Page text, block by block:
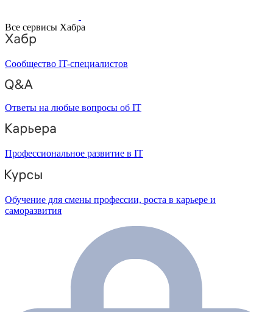
Все сервисы Хабра
Сообщество IT-специалистов
Ответы на любые вопросы об IT
Профессиональное развитие в IT
Обучение для смены профессии, роста в карьере и
саморазвития